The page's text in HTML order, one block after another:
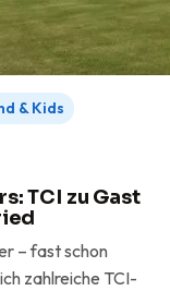
& Kids
TCI zu Gast
– fast schon
zahlreiche TCI-